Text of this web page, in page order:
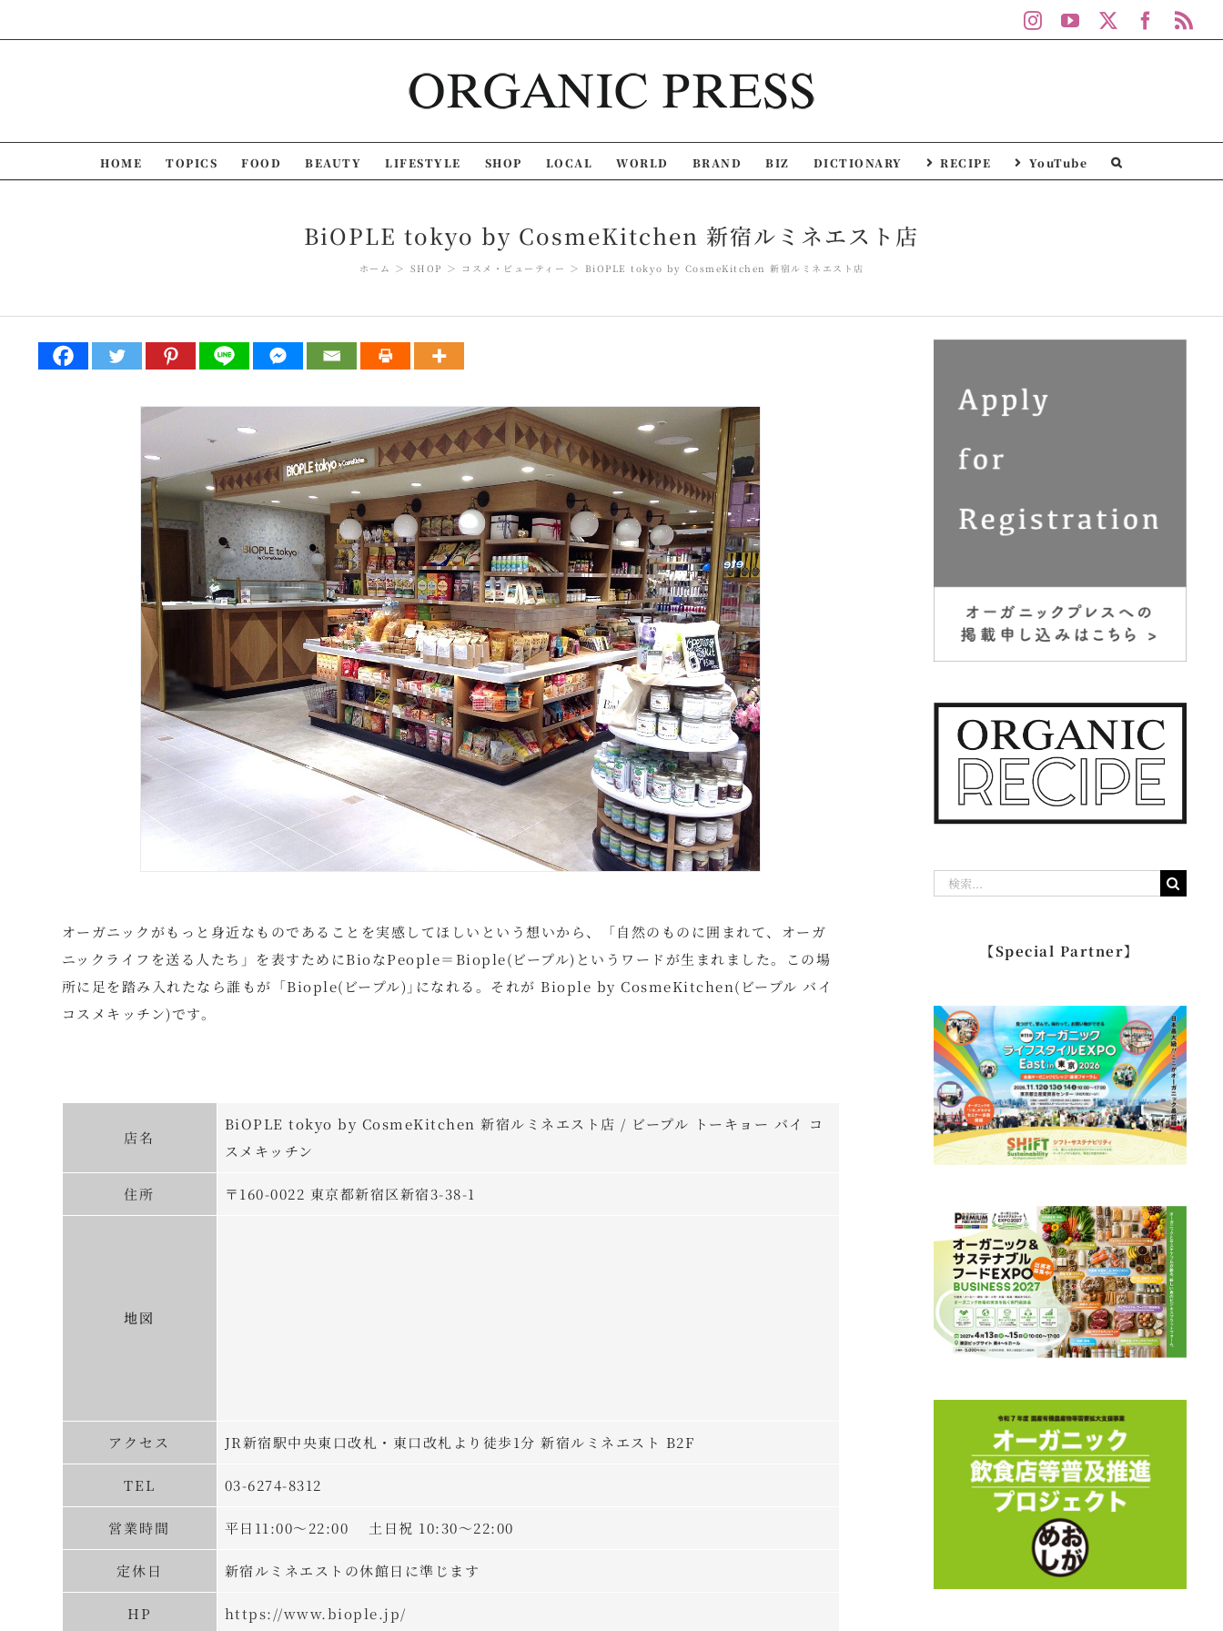
to
InstagramYouTube
HOME TOPICS FOOD BEAUTY LIFESTYLE SHOP LOCAL WORLD BRAND BIZ DICTIONARY RECIPE YouTube
BiOPLE tokyo by CosmeKitchen 新宿ルミネエスト店
ホーム SHOP コスメ・ビューティー BiOPLE tokyo by CosmeKitchen 新宿ルミネエスト店
オーガニックがもっと身近なものであることを実感してほしいという想いから、「自然のものに囲まれて、オーガ
ニックライフを送る人たち」を表すためにBioなPeople＝Biople(ビープル)というワードが生まれました。この場
所に足を踏み入れたなら誰もが「Biople(ビープル)｣になれる。それが Biople by CosmeKitchen(ビープル バイ
コスメキッチン)です。
店名
BiOPLE tokyo by CosmeKitchen 新宿ルミネエスト店 / ビープル トーキョー バイ コ
スメキッチン
住所 〒160-0022 東京都新宿区新宿3-38-1
地図
アクセス JR新宿駅中央東口改札・東口改札より徒歩1分 新宿ルミネエスト B2F
TEL 03-6274-8312
営業時間 平日11:00～22:00 土日祝 10:30～22:00
定休日 新宿ルミネエストの休館日に準じます
HP https://www.biople.jp/
【Special Partner】